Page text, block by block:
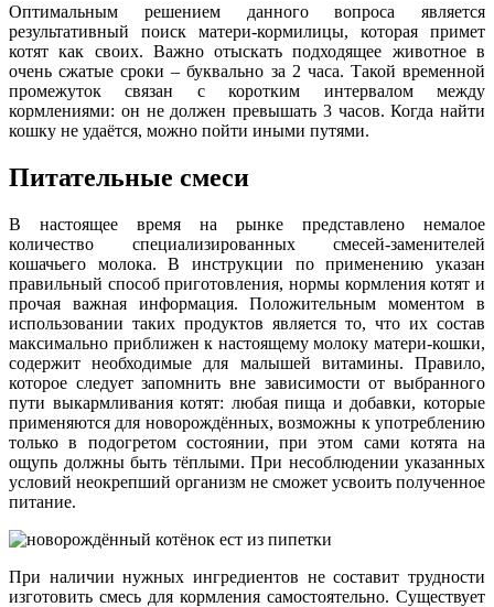
Оптимальным решением данного вопроса является
результативный поиск матери-кормилицы, которая примет
котят как своих. Важно отыскать подходящее животное в
очень сжатые сроки – буквально за 2 часа. Такой временной
промежуток связан с коротким интервалом между
кормлениями: он не должен превышать 3 часов. Когда найти
кошку не удаётся, можно пойти иными путями.
Питательные смеси
В настоящее время на рынке представлено немалое
количество специализированных смесей-заменителей
кошачьего молока. В инструкции по применению указан
правильный способ приготовления, нормы кормления котят и
прочая важная информация. Положительным моментом в
использовании таких продуктов является то, что их состав
максимально приближен к настоящему молоку матери-кошки,
содержит необходимые для малышей витамины. Правило,
которое следует запомнить вне зависимости от выбранного
пути выкармливания котят: любая пища и добавки, которые
применяются для новорождённых, возможны к употреблению
только в подогретом состоянии, при этом сами котята на
ощупь должны быть тёплыми. При несоблюдении указанных
условий неокрепший организм не сможет усвоить полученное
питание.
При наличии нужных ингредиентов не составит трудности
изготовить смесь для кормления самостоятельно. Существует